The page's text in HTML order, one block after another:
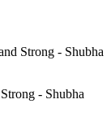
Strong - Shubha